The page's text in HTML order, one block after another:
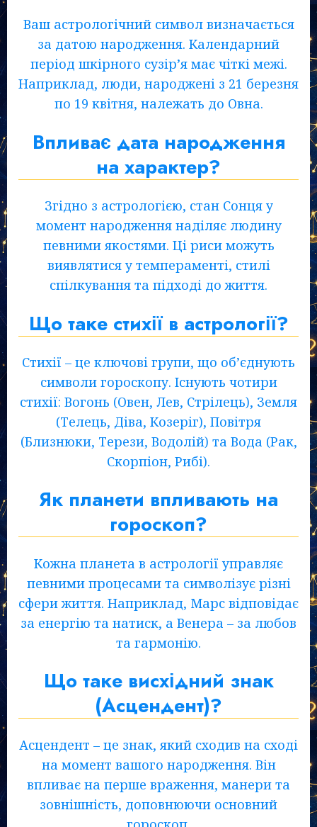
Ваш астрологічний символ визначається
за датою народження. Календарний
період шкірного сузір’я має чіткі межі.
Наприклад, люди, народжені з 21 березня
по 19 квітня, належать до Овна.
Впливає дата народження
на характер?
Згідно з астрологією, стан Сонця у
момент народження наділяє людину
певними якостями. Ці риси можуть
виявлятися у темпераменті, стилі
спілкування та підході до життя.
Що таке стихії в астрології?
Стихії – це ключові групи, що об’єднують
символи гороскопу. Існують чотири
стихії: Вогонь (Овен, Лев, Стрілець), Земля
(Телець, Діва, Козеріг), Повітря
(Близнюки, Терези, Водолій) та Вода (Рак,
Скорпіон, Рибі).
Як планети впливають на
гороскоп?
Кожна планета в астрології управляє
певними процесами та символізує різні
сфери життя. Наприклад, Марс відповідає
за енергію та натиск, а Венера – за любов
та гармонію.
Що таке висхідний знак
(Асцендент)?
Асцендент – це знак, який сходив на сході
на момент вашого народження. Він
впливає на перше враження, манери та
зовнішність, доповнюючи основний